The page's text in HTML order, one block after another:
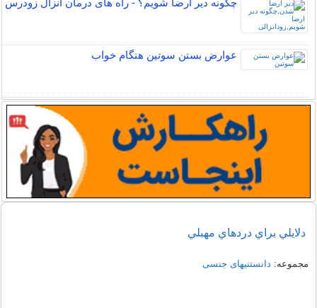
عوارض بستن سوتین هنگام خواب
دلايلي براي دردهاي مهبلي
مجموعه: دانستنیهای جنسی